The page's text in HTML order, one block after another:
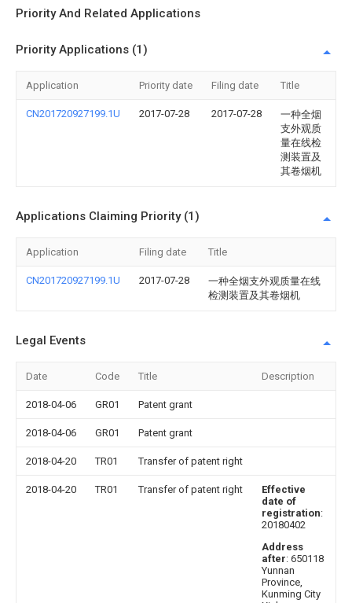
Priority And Related Applications
Priority Applications (1)
Application Priority date Filing date Title
CN201720927199.1U 2017-07-28 2017-07-28
一种全烟
支外观质
量在线检
测装置及
其卷烟机
Applications Claiming Priority (1)
Application Filing date Title
CN201720927199.1U 2017-07-28
一种全烟支外观质量在线
检测装置及其卷烟机
Legal Events
Date Code Title Description
2018-04-06 GR01 Patent grant
2018-04-06 GR01 Patent grant
2018-04-20 TR01 Transfer of patent right
2018-04-20 TR01 Transfer of patent right
Effective
date of
registration:
20180402
Address
after: 650118
Yunnan
Province,
Kunming City